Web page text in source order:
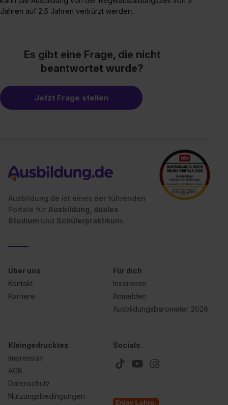
Jahren auf 2,5 Jahren verkürzt werden.
Es gibt eine Frage, die nicht
beantwortet wurde?
Jetzt Frage stellen
Ausbildung.de ist eines der führenden
Portale für Ausbildung, duales
Studium und Schülerpraktikum.
Über uns
Kontakt
Karriere
Für dich
Inserieren
Anmelden
Ausbildungsbarometer 2026
Kleingedrucktes
Impressum
AGB
Datenschutz
Nutzungsbedingungen
Socials